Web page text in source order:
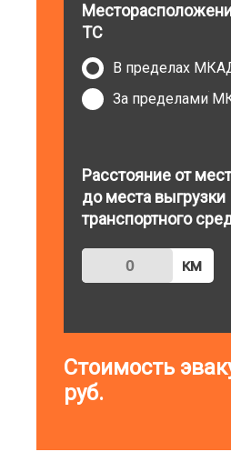
ТС
В пределах
За пределами
Расстояние от
до места выгрузки
транспортного
км
Стоимость
руб.